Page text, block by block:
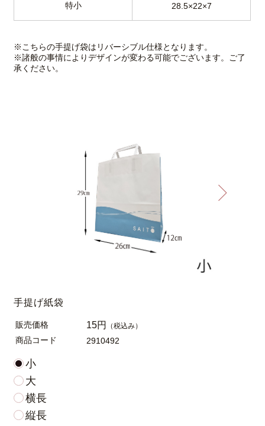
特小 28.5×22×7
※こちらの手提げ袋はリバーシブル仕様となります。
※諸般の事情によりデザインが変わる可能でございます。ご了
承ください。
手提げ紙袋
販売価格 15円 （税込み）
商品コード 2910492
小
大
横長
縦長